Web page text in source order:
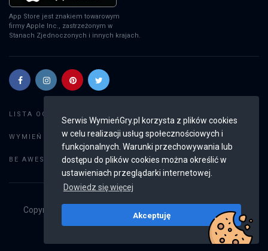
Serwis WymieńGry.pl korzysta z plików cookies
w celu realizacji usług społecznościowych i
funkcjonalnych. Warunki przechowywania lub
dostępu do plików cookies można określić w
ustawieniach przeglądarki internetowej.
Dowiedz się więcej
Akceptuję
App Store jest znakiem towarowym
firmy Apple Inc., zastrzeżonym w
Stanach Zjednoczonych i innych krajach.
LISTA OGŁOSZEŃ:
WYMIEŃ GRY: Dodaj ogłoszenie
BE AWESOME: Weryfikacja konta
Copyright © 2019 - 2026
Wszystkie prawa
v2.8.4